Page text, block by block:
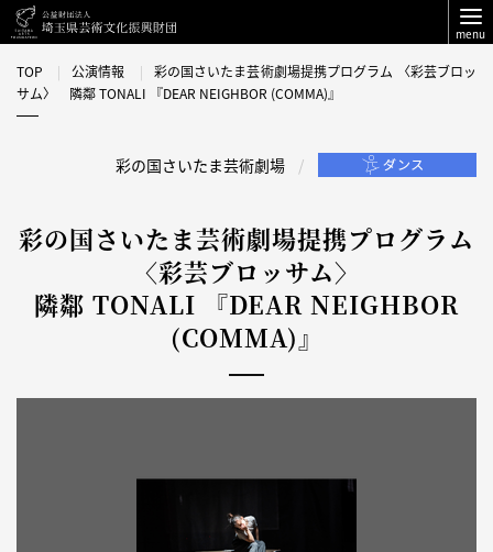
menu
TOP 公演情報
彩の国さいたま芸術劇場提携プログラム 〈彩芸ブロッ
サム〉 隣鄰 TONALI 『DEAR NEIGHBOR (COMMA)』
彩の国さいたま芸術劇場
彩の国さいたま芸術劇場提携プログラム
〈彩芸ブロッサム〉
隣鄰 TONALI 『DEAR NEIGHBOR
(COMMA)』